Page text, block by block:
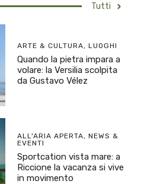
Tutti
ARTE & CULTURA, LUOGHI
Quando la pietra impara a
volare: la Versilia scolpita
da Gustavo Vélez
ALL'ARIA APERTA, NEWS &
EVENTI
Sportcation vista mare: a
Riccione la vacanza si vive
in movimento